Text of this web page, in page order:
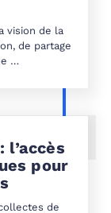
vision de la
de partage
…
l’accès
pour
de